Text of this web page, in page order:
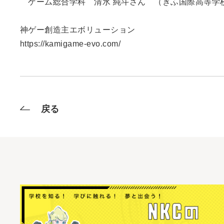
ゲーム総合学科 清水 純斗さん （ぎふ国際高等学
神ゲー創造主エボリューション
https://kamigame-evo.com/
戻る